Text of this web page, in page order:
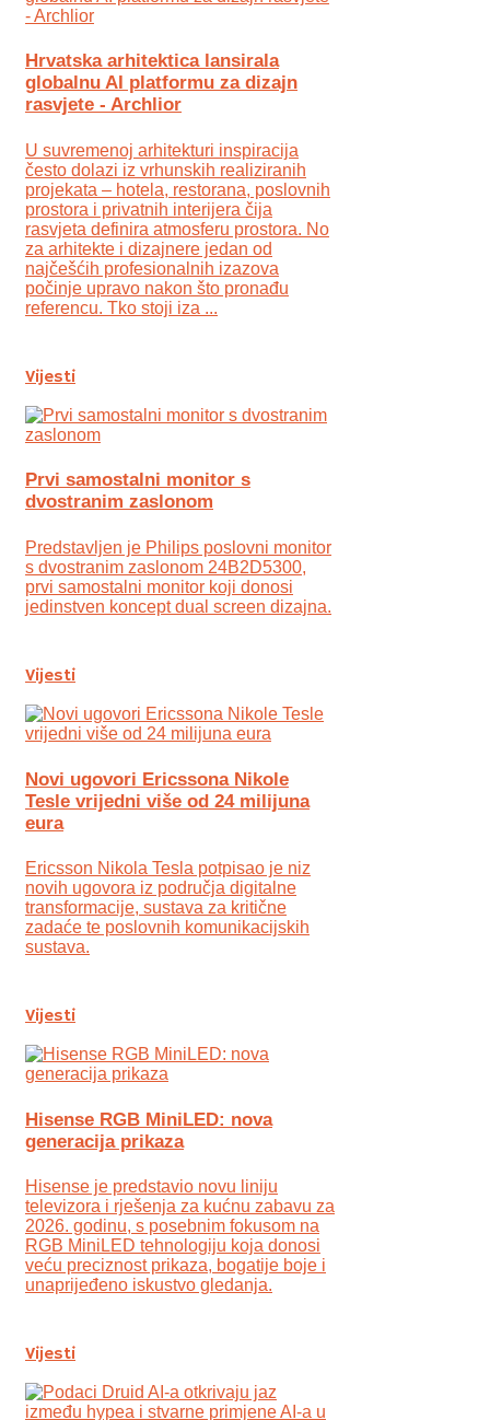
Hrvatska arhitektica lansirala
globalnu AI platformu za dizajn
rasvjete - Archlior
U suvremenoj arhitekturi inspiracija
često dolazi iz vrhunskih realiziranih
projekata – hotela, restorana, poslovnih
prostora i privatnih interijera čija
rasvjeta definira atmosferu prostora. No
za arhitekte i dizajnere jedan od
najčešćih profesionalnih izazova
počinje upravo nakon što pronađu
referencu. Tko stoji iza ...
Vijesti
Prvi samostalni monitor s
dvostranim zaslonom
Predstavljen je Philips poslovni monitor
s dvostranim zaslonom 24B2D5300,
prvi samostalni monitor koji donosi
jedinstven koncept dual screen dizajna.
Vijesti
Novi ugovori Ericssona Nikole
Tesle vrijedni više od 24 milijuna
eura
Ericsson Nikola Tesla potpisao je niz
novih ugovora iz područja digitalne
transformacije, sustava za kritične
zadaće te poslovnih komunikacijskih
sustava.
Vijesti
Hisense RGB MiniLED: nova
generacija prikaza
Hisense je predstavio novu liniju
televizora i rješenja za kućnu zabavu za
2026. godinu, s posebnim fokusom na
RGB MiniLED tehnologiju koja donosi
veću preciznost prikaza, bogatije boje i
unaprijeđeno iskustvo gledanja.
Vijesti